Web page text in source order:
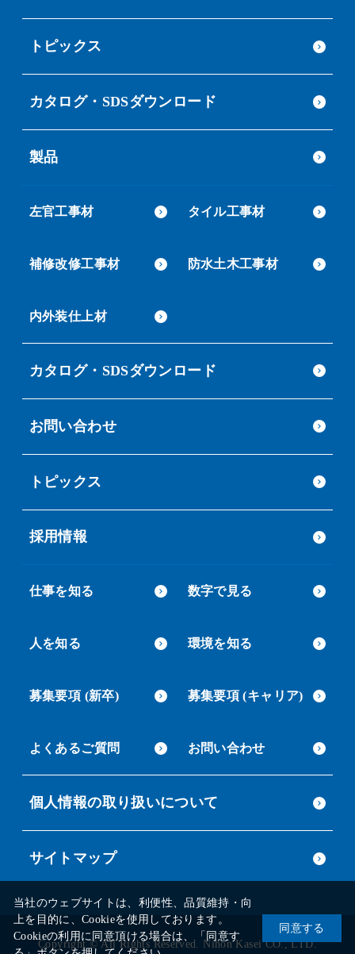
トピックス
カタログ・SDSダウンロード
製品
左官工事材 タイル工事材
補修改修工事材 防水土木工事材
内外装仕上材
カタログ・SDSダウンロード
お問い合わせ
トピックス
採用情報
仕事を知る 数字で見る
人を知る 環境を知る
募集要項 (新卒) 募集要項 (キャリア)
よくあるご質問 お問い合わせ
個人情報の取り扱いについて
サイトマップ
Copyright © All Rights Reserved. Nihon Kasei CO., LTD.
当社のウェブサイトは、利便性、品質維持・向
上を目的に、Cookieを使用しております。
Cookieの利用に同意頂ける場合は、「同意す
同意する